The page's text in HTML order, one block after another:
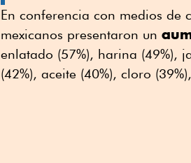
En conferencia con medios de
mexicanos presentaron un
enlatado (57%), harina (49%),
(42%), aceite (40%), cloro